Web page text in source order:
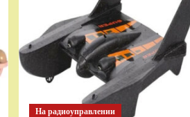
мягкими
пулями,
Zecong
Toys
ZC7107
На радиоуправлении